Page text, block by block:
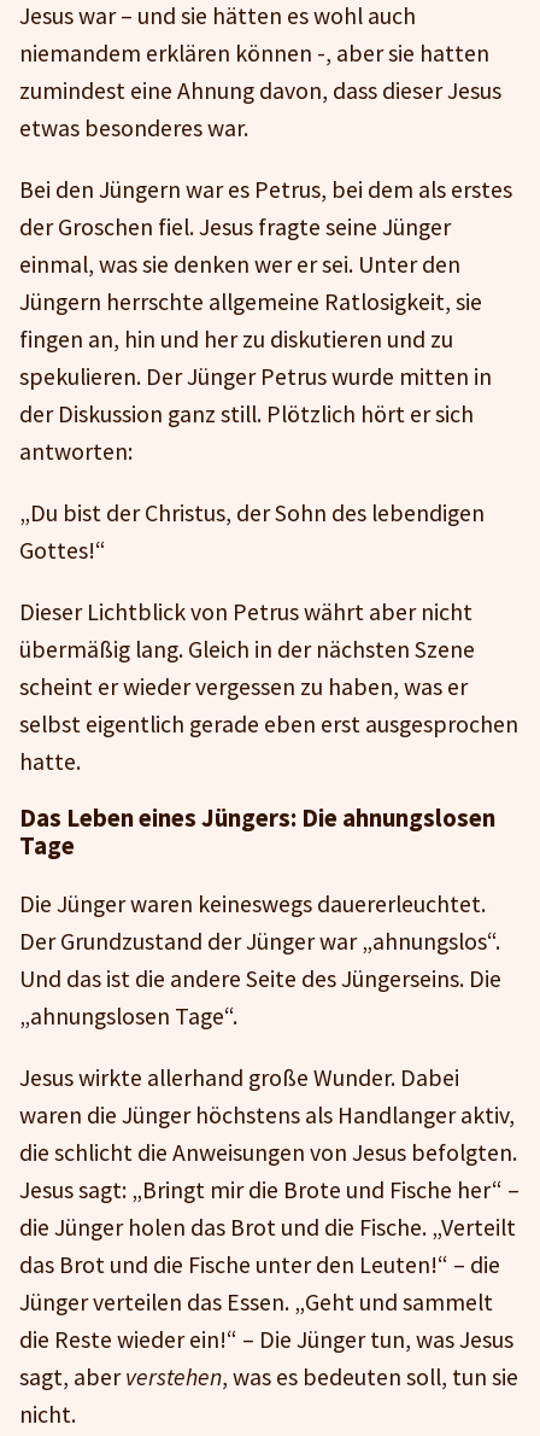
Jesus war – und sie hätten es wohl auch
niemandem erklären können -, aber sie hatten
zumindest eine Ahnung davon, dass dieser Jesus
etwas besonderes war.
Bei den Jüngern war es Petrus, bei dem als erstes
der Groschen fiel. Jesus fragte seine Jünger
einmal, was sie denken wer er sei. Unter den
Jüngern herrschte allgemeine Ratlosigkeit, sie
fingen an, hin und her zu diskutieren und zu
spekulieren. Der Jünger Petrus wurde mitten in
der Diskussion ganz still. Plötzlich hört er sich
antworten:
„Du bist der Christus, der Sohn des lebendigen
Gottes!“
Dieser Lichtblick von Petrus währt aber nicht
übermäßig lang. Gleich in der nächsten Szene
scheint er wieder vergessen zu haben, was er
selbst eigentlich gerade eben erst ausgesprochen
hatte.
Das Leben eines Jüngers: Die ahnungslosen
Tage
Die Jünger waren keineswegs dauererleuchtet.
Der Grundzustand der Jünger war „ahnungslos“.
Und das ist die andere Seite des Jüngerseins. Die
„ahnungslosen Tage“.
Jesus wirkte allerhand große Wunder. Dabei
waren die Jünger höchstens als Handlanger aktiv,
die schlicht die Anweisungen von Jesus befolgten.
Jesus sagt: „Bringt mir die Brote und Fische her“ –
die Jünger holen das Brot und die Fische. „Verteilt
das Brot und die Fische unter den Leuten!“ – die
Jünger verteilen das Essen. „Geht und sammelt
die Reste wieder ein!“ – Die Jünger tun, was Jesus
sagt, aberverstehen, was es bedeuten soll, tun sie
nicht.